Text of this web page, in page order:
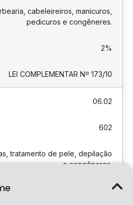
cabeleireiros, manicuros,
pedicuros e congêneres.
2%
LEI COMPLEMENTAR Nº 173/10
06.02
602
tratamento de pele, depilação
e congêneres.
2%